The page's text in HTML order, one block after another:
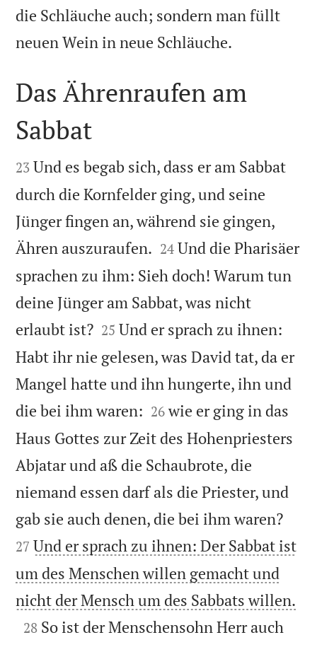
die Schläuche auch; sondern man füllt
neuen Wein in neue Schläuche.

Das Ährenraufen am
Sabbat

23 Und es begab sich, dass er am Sabbat
durch die Kornfelder ging, und seine
Jünger fingen an, während sie gingen,
Ähren auszuraufen. 

24 Und die Pharisäer
sprachen zu ihm: Sieh doch! Warum tun
deine Jünger am Sabbat, was nicht
erlaubt ist?
25 Und er sprach zu ihnen:
Habt ihr nie gelesen, was David tat, da er
Mangel hatte und ihn hungerte, ihn und
die bei ihm waren: 

26 wie er ging in das
Haus Gottes zur Zeit des Hohenpriesters
Abjatar und aß die Schaubrote, die
niemand essen darf als die Priester, und
gab sie auch denen, die bei ihm waren?
27 Und er sprach zu ihnen: Der Sabbat ist
um des Menschen willen gemacht und
nicht der Mensch um des Sabbats willen.

28 So ist der Menschensohn Herr auch